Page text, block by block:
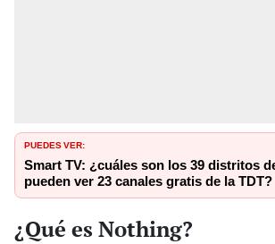
PUEDES VER:
Smart TV: ¿cuáles son los 39 distritos
pueden ver 23 canales gratis de la TDT?
¿Qué es Nothing?